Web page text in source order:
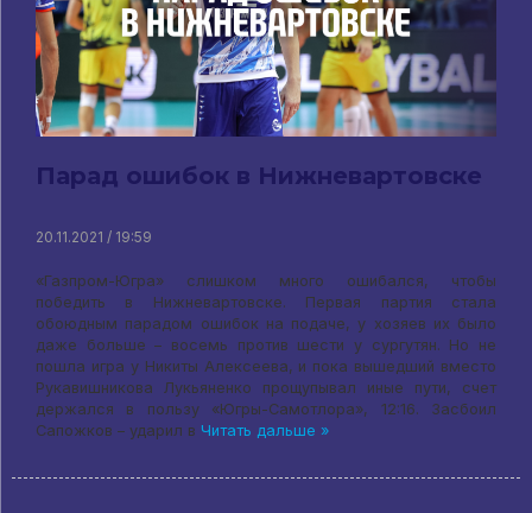
Парад ошибок в Нижневартовске
20.11.2021 / 19:59
«Газпром-Югра» слишком много ошибался, чтобы
победить в Нижневартовске. Первая партия стала
обоюдным парадом ошибок на подаче, у хозяев их было
даже больше – восемь против шести у сургутян. Но не
пошла игра у Никиты Алексеева, и пока вышедший вместо
Рукавишникова Лукьяненко прощупывал иные пути, счет
держался в пользу «Югры-Самотлора», 12:16. Засбоил
Сапожков – ударил в Читать дальше »